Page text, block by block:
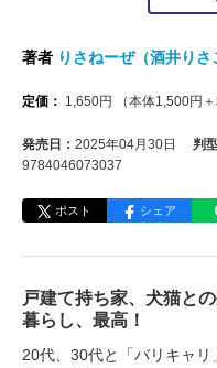
著者 りさねーぜ（酒井りさ
定価： 1,650円 （本体1,500円＋
発売日： 2025年04月30日 判
9784046073037
ポスト シェア
戸建て持ち家、犬猫と
暮らし、最高！
20代、30代と「バリキャリ